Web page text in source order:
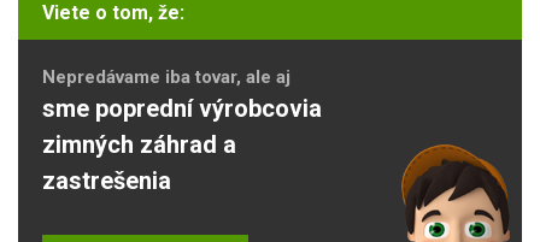
Viete o tom, že:
Nepredávame iba tovar, ale aj
sme poprední výrobcovia
zimných záhrad a
zastrešenia